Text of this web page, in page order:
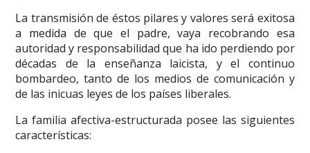
La transmisión de éstos pilares y valores será exitosa
a medida de que el padre, vaya recobrando esa
autoridad y responsabilidad que ha ido perdiendo por
décadas de la enseñanza laicista, y el continuo
bombardeo, tanto de los medios de comunicación y
de las inicuas leyes de los países liberales.
La familia afectiva-estructurada posee las siguientes
características: